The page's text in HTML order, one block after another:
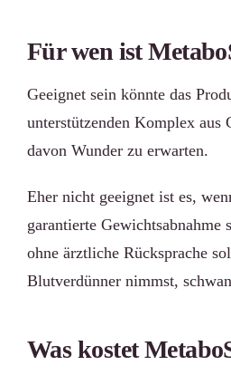
Für wen ist
Geeignet sein könnte das
unterstützenden Komplex
davon Wunder zu erwarten.
Eher nicht geeignet ist es,
garantierte
ohne ärztliche Rücksprache
Blutverdünner nimmst,
Was kostet